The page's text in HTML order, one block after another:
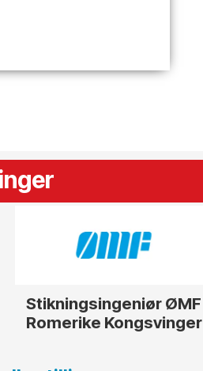
Stikningsingeniør ØMF
Romerike Kongsvinger